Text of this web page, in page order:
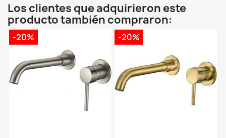
Los clientes que adquirieron este
producto también compraron:
-20% -20%